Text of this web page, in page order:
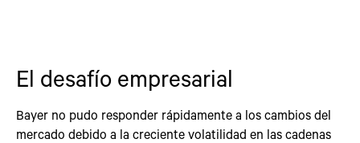
El desafío empresarial
Bayer no pudo responder rápidamente a los cambios del
mercado debido a la creciente volatilidad en las cadenas